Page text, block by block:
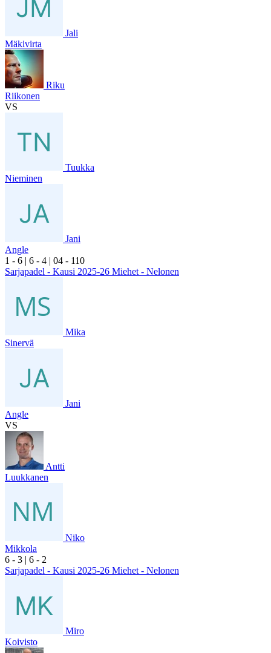
Jali
Mäkivirta
Riku
Riikonen
VS
Tuukka
Nieminen
Jani
Angle
1 - 6 | 6 - 4 | 04 - 110
Sarjapadel - Kausi 2025-26 Miehet - Nelonen
Mika
Sinervä
Jani
Angle
VS
Antti
Luukkanen
Niko
Mikkola
6 - 3 | 6 - 2
Sarjapadel - Kausi 2025-26 Miehet - Nelonen
Miro
Koivisto